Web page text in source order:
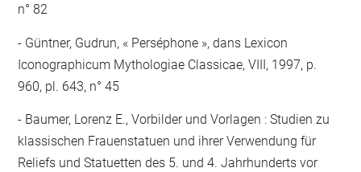
n° 82
Güntner, Gudrun, « Perséphone », dans Lexicon
Iconographicum Mythologiae Classicae, VIII, 1997, p.
960, pl. 643, n° 45
Baumer, Lorenz E., Vorbilder und Vorlagen : Studien zu
klassischen Frauenstatuen und ihrer Verwendung für
Reliefs und Statuetten des 5. und 4. Jahrhunderts vor